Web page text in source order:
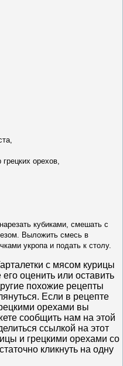
орехов,
кубиками, смешать с
Выложить смесь в
укропа и подать к столу.
с мясом курицы
оценить или оставить
похожие рецепты
Если в рецепте
орехами вы
сообщить нам на этой
ссылкой на этот
и грецкими орехами со
кликнуть на одну